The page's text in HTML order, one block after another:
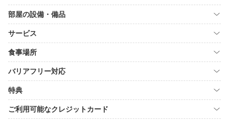
部屋の設備・備品
サービス
食事場所
バリアフリー対応
特典
ご利用可能なクレジットカード